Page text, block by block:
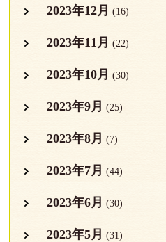
2023年12月 (16)
2023年11月 (22)
2023年10月 (30)
2023年9月 (25)
2023年8月 (7)
2023年7月 (44)
2023年6月 (30)
2023年5月 (31)